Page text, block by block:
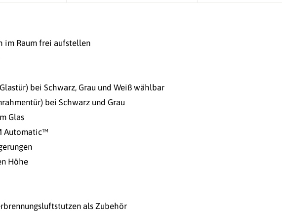
im Raum frei aufstellen
bei Schwarz, Grau und Weiß wählbar
bei Schwarz und Grau
Glas
Automatic™
Höhe
als Zubehör